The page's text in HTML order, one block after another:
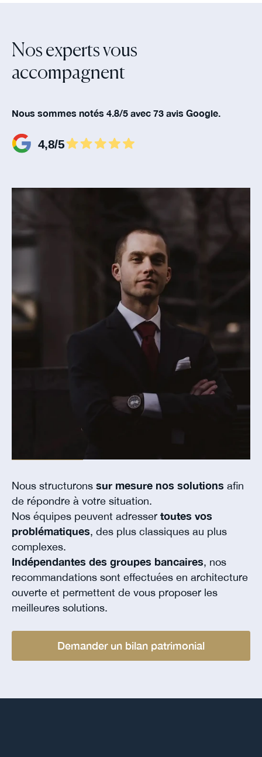
Nos experts vous
accompagnent‍
Nous sommes notés 4.8/5 avec 73 avis Google.
Nous structurons sur mesure nos solutions afin
de répondre à votre situation.
Nos équipes peuvent adresser toutes vos
problématiques, des plus classiques au plus
complexes.
Indépendantes des groupes bancaires, nos
recommandations sont effectuées en architecture
ouverte et permettent de vous proposer les
meilleures solutions.
Demander un bilan patrimonial